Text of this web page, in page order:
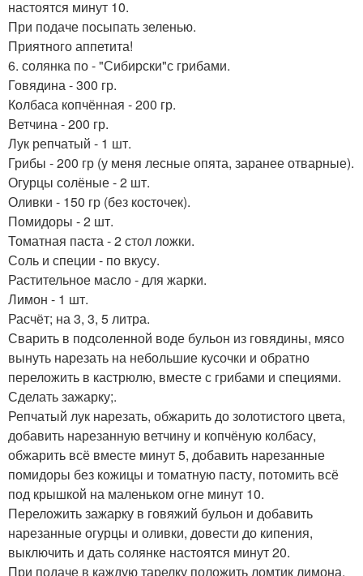
настоятся минут 10.
При подаче посыпать зеленью.
Приятного аппетита!
6. солянка по - "Сибирски"с грибами.
Говядина - 300 гр.
Колбаса копчённая - 200 гр.
Ветчина - 200 гр.
Лук репчатый - 1 шт.
Грибы - 200 гр (у меня лесные опята, заранее отварные).
Огурцы солёные - 2 шт.
Оливки - 150 гр (без косточек).
Помидоры - 2 шт.
Томатная паста - 2 стол ложки.
Соль и специи - по вкусу.
Растительное масло - для жарки.
Лимон - 1 шт.
Расчёт; на 3, 3, 5 литра.
Сварить в подсоленной воде бульон из говядины, мясо
вынуть нарезать на небольшие кусочки и обратно
переложить в кастрюлю, вместе с грибами и специями.
Сделать зажарку;.
Репчатый лук нарезать, обжарить до золотистого цвета,
добавить нарезанную ветчину и копчёную колбасу,
обжарить всё вместе минут 5, добавить нарезанные
помидоры без кожицы и томатную пасту, потомить всё
под крышкой на маленьком огне минут 10.
Переложить зажарку в говяжий бульон и добавить
нарезанные огурцы и оливки, довести до кипения,
выключить и дать солянке настоятся минут 20.
При подаче в каждую тарелку положить ломтик лимона.